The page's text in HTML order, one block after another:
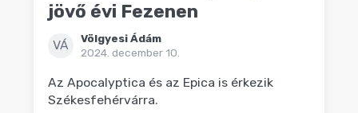
jövő évi Fezenen
VÁ
Völgyesi Ádám
2024. december 10.
Az Apocalyptica és az Epica is érkezik
Székesfehérvárra.